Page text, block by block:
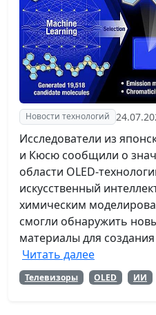
Новости технологий
Исследователи из
и Кюсю сообщили о
области OLED-
искусственный
химическим
смогли обнаружить
материалы для
Читать далее
Телевизоры OLED ИИ